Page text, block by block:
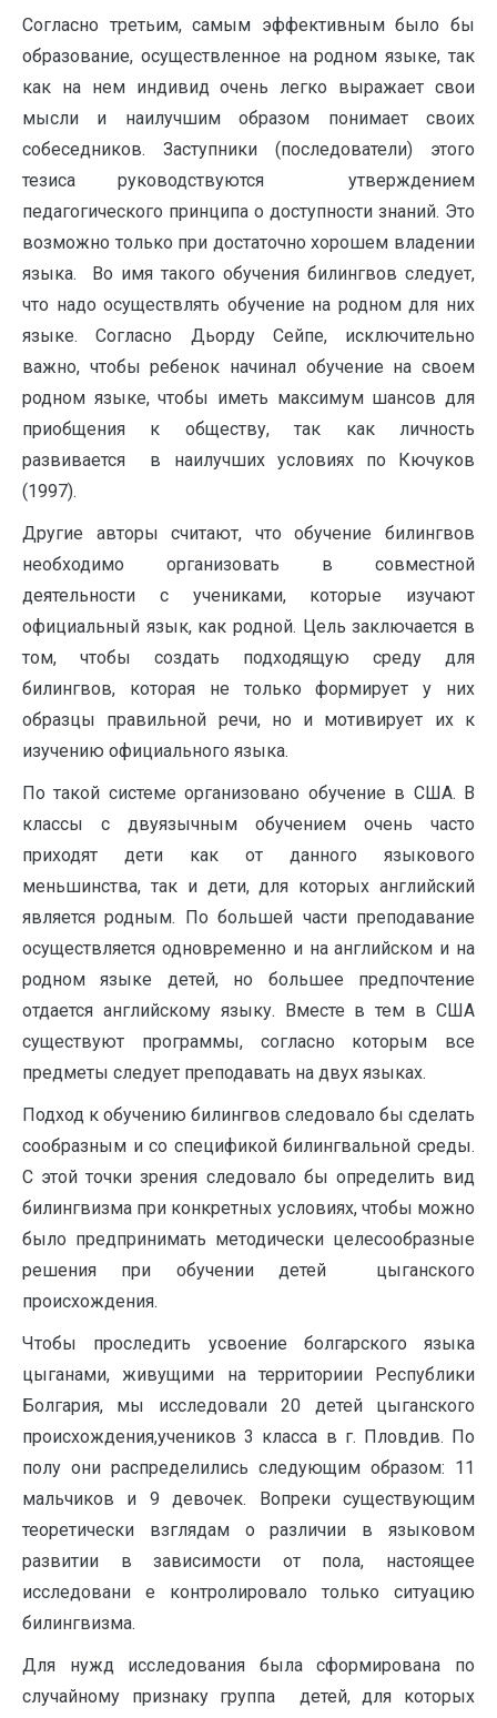
Согласно третьим, самым эффективным было бы
образование, осуществленное на родном языке, так
как на нем индивид очень легко выражает свои
мысли и наилучшим образом понимает своих
собеседников. Заступники (последователи) этого
тезиса руководствуются утверждением
педагогического принципа о доступности знаний. Это
возможно только при достаточно хорошем владении
языка. Во имя такого обучения билингвов следует,
что надо осуществлять обучение на родном для них
языке. Согласно Дьорду Сейпе, исключительно
важно, чтобы ребенок начинал обучение на своем
родном языке, чтобы иметь максимум шансов для
приобщения к обществу, так как личность
развивается в наилучших условиях по Кючуков
(1997).
Другие авторы считают, что обучение билингвов
необходимо организовать в совместной
деятельности с учениками, которые изучают
официальный язык, как родной. Цель заключается в
том, чтобы создать подходящую среду для
билингвов, которая не только формирует у них
образцы правильной речи, но и мотивирует их к
изучению официального языка.
По такой системе организовано обучение в США. В
классы с двуязычным обучением очень часто
приходят дети как от данного языкового
меньшинства, так и дети, для которых английский
является родным. По большей части преподавание
осуществляется одновременно и на английском и на
родном языке детей, но большее предпочтение
отдается английскому языку. Вместе в тем в США
существуют программы, согласно которым все
предметы следует преподавать на двух языках.
Подход к обучению билингвов следовало бы сделать
сообразным и со спецификой билингвальной среды.
С этой точки зрения следовало бы определить вид
билингвизма при конкретных условиях, чтобы можно
было предпринимать методически целесообразные
решения при обучении детей цыганского
происхождения.
Чтобы проследить усвоение болгарского языка
цыганами, живущими на территориии Республики
Болгария, мы исследовали 20 детей цыганского
происхождения,учеников 3 класса в г. Пловдив. По
полу они распределились следующим образом: 11
мальчиков и 9 девочек. Вопреки существующим
теоретически взглядам о различии в языковом
развитии в зависимости от пола, настоящее
исследовани е контролировало только ситуацию
билингвизма.
Для нужд исследования была сформирована по
случайному признаку группа детей, для которых